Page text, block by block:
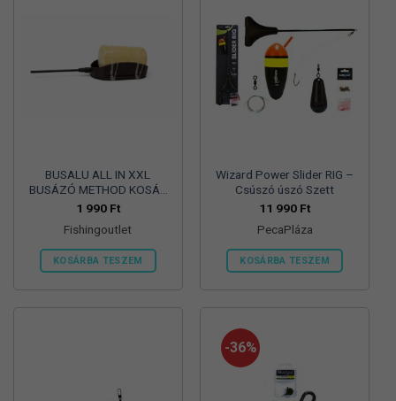
BUSALU ALL IN XXL
BUSÁZÓ METHOD KOSÁR
BROWN- 90gr
1 990 Ft
Fishingoutlet
KOSÁRBA TESZEM
Wizard Power Slider RIG –
Csúszó úszó Szett
11 990 Ft
PecaPláza
KOSÁRBA TESZEM
van.
A
-36%